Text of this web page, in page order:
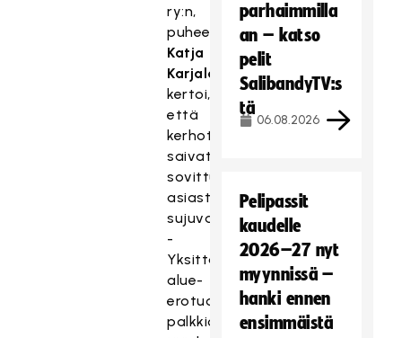
ry:n,
puheenjohtaja
Katja
Karjalainen
kertoi,
että
kerhot
saivat
sovittua
asiasta
sujuvasti.
-
Yksittäiselle
alue-
erotuomarille
palkkionkorotuksen
parhaimmilla
an – katso
pelit
SalibandyTV:s
tä
06.08.2026
Pelipassit
kaudelle
2026–27 nyt
myynnissä –
hanki ennen
ensimmäistä